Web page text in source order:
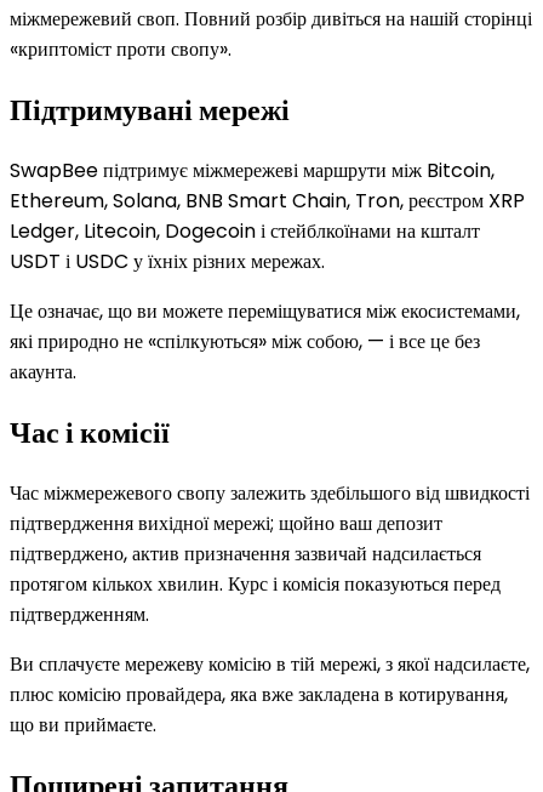
міжмережевий своп. Повний розбір дивіться на нашій сторінці
«криптоміст проти свопу».
Підтримувані мережі
SwapBee підтримує міжмережеві маршрути між Bitcoin,
Ethereum, Solana, BNB Smart Chain, Tron, реєстром XRP
Ledger, Litecoin, Dogecoin і стейблкоїнами на кшталт
USDT і USDC у їхніх різних мережах.
Це означає, що ви можете переміщуватися між екосистемами,
які природно не «спілкуються» між собою, — і все це без
акаунта.
Час і комісії
Час міжмережевого свопу залежить здебільшого від швидкості
підтвердження вихідної мережі; щойно ваш депозит
підтверджено, актив призначення зазвичай надсилається
протягом кількох хвилин. Курс і комісія показуються перед
підтвердженням.
Ви сплачуєте мережеву комісію в тій мережі, з якої надсилаєте,
плюс комісію провайдера, яка вже закладена в котирування,
що ви приймаєте.